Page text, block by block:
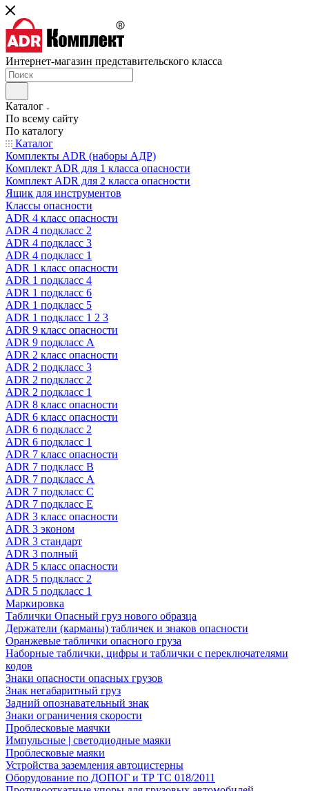
Интернет-магазин представительского класса
Каталог
По всему сайту
По каталогу
Каталог
Комплекты ADR (наборы АДР)
Комплект ADR для 1 класса опасности
Комплект ADR для 2 класса опасности
Ящик для инструментов
Классы опасности
ADR 4 класс опасности
ADR 4 подкласс 2
ADR 4 подкласс 3
ADR 4 подкласс 1
ADR 1 класс опасности
ADR 1 подкласс 4
ADR 1 подкласс 6
ADR 1 подкласс 5
ADR 1 подкласс 1 2 3
ADR 9 класс опасности
ADR 9 подкласс A
ADR 2 класс опасности
ADR 2 подкласс 3
ADR 2 подкласс 2
ADR 2 подкласс 1
ADR 8 класс опасности
ADR 6 класс опасности
ADR 6 подкласс 2
ADR 6 подкласс 1
ADR 7 класс опасности
ADR 7 подкласс B
ADR 7 подкласс A
ADR 7 подкласс C
ADR 7 подкласс E
ADR 3 класс опасности
ADR 3 эконом
ADR 3 стандарт
ADR 3 полный
ADR 5 класс опасности
ADR 5 подкласс 2
ADR 5 подкласс 1
Маркировка
Таблички Опасный груз нового образца
Держатели (карманы) табличек и знаков опасности
Оранжевые таблички опасного груза
Наборные таблички, цифры и таблички с переключателями
кодов
Знаки опасности опасных грузов
Знак негабаритный груз
Задний опознавательный знак
Знаки ограничения скорости
Проблесковые маячки
Импульсные | светодиодные маяки
Проблесковые маяки
Устройства заземления автоцистерны
Оборудование по ДОПОГ и ТР ТС 018/2011